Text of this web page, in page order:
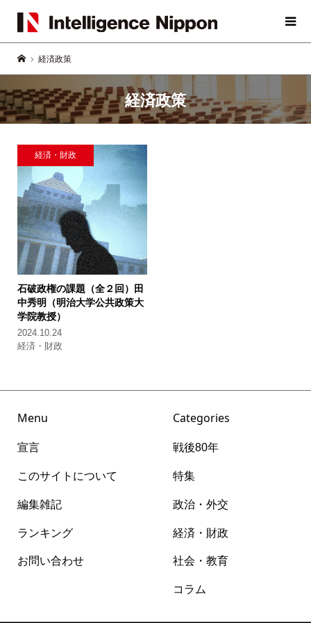
経済政策
経済政策
経済・財政
石破政権の課題（全２回） 田
中秀明（明治大学公共政策大
学院教授）
2024.10.24
経済・財政
Menu
宣言
このサイトについて
編集雑記
ランキング
お問い合わせ
Categories
戦後80年
特集
政治・外交
経済・財政
社会・教育
コラム